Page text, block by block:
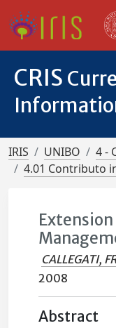
CRIS
IRIS UNIBO
4 -
4.01 Contributo
CALLEGATI,
2008
Abstract